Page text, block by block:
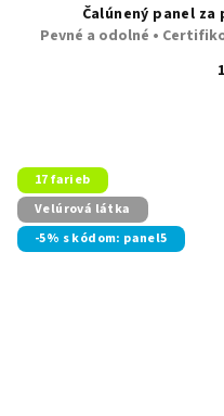
Čalúnený panel za
Pevné a odolné •
17 farieb
Velúrová látka
-5% s kódom: panel5